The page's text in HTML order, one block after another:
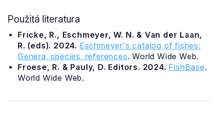
Použitá literatura
Fricke, R., Eschmeyer, W. N. & Van der Laan,
R. (eds). 2024. Eschmeyer's catalog of fishes:
Genera, species, references. World Wide Web.
Froese, R. & Pauly, D. Editors. 2024. FishBase.
World Wide Web.